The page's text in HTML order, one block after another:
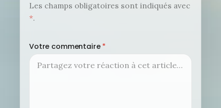
Les champs obligatoires sont indiqués avec
*.
Votre commentaire *